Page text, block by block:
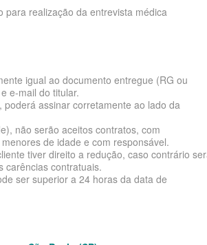
para realização da entrevista médica
igual ao documento entregue (RG ou
e-mail do titular.
assinar corretamente ao lado da
não serão aceitos contratos, com
de idade e com responsável.
tiver direito a redução, caso contrário
carências contratuais.
ser superior a 24 horas da data de